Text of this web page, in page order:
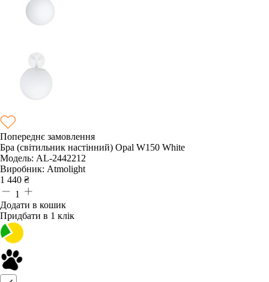
Попереднє замовлення
Бра (світильник настінний) Opal W150 White
Модель: AL-2442212
Виробник: Atmolight
1 440 ₴
1
Додати в кошик
Придбати в 1 клік